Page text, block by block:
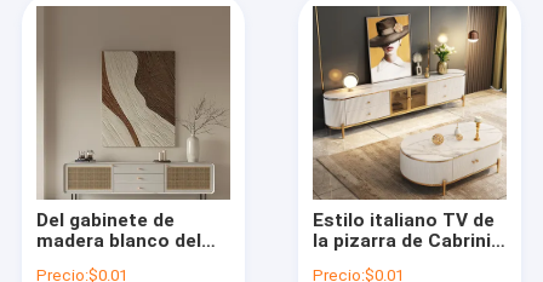
Sobre nosotros
Visita a la fábrica
Control de Calidad
Del gabinete de
madera blanco del
Precio:$0.01
Estilo italiano TV de
la pizarra de Cabrini
Precio:$0.01